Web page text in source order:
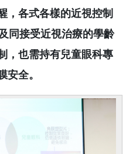
，各式各樣的近視控制
同接受近視治療的學齡
，也需持有兒童眼科專
安全。